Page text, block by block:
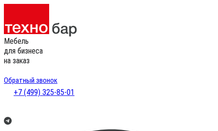
Мебель
для бизнеса
на заказ
Обратный звонок
+7 (499) 325-85-01